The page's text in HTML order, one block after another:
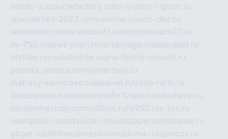
naruto-x.rupursefactory.rutor-lyubov-i-grom.ru
spayderhed-2022.ru movieone.ruevro-dez.ru
webamator.ru ma-absolut1.ruavtopomosch27.ru
nv-750.ru news-plain.ru nertansaga.rudelanalad.ru
dizfiles.ruyoutubefree.ruaria-family.ru roadli.ru
planeta-samara.ru mysmartbuy.ru
matrasy-kemerovo.ruashanet.rutrade-farm.ru
dotcustoms.rudomizbrusa9x12spb.ruautodamp.ru
narasimha.rudjcommodities.ru nv750.rux-ton.ru
newsplain.rucardvoice.ru modopaper.ru manunae.ru
gbget.rualfeihavsalnassr.ru madoma.rutajuncos.ru